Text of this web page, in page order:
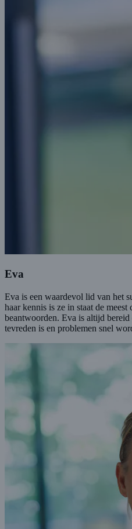
Eva
Eva is een waardevol lid van het
haar kennis is ze in staat de
beantwoorden. Eva is altijd
tevreden is en problemen snel